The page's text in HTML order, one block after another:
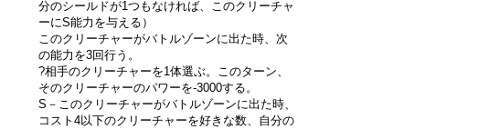
分のシールドが1つもなければ、このクリーチャ
ーにS能力を与える）
このクリーチャーがバトルゾーンに出た時、次
の能力を3回行う。
?相手のクリーチャーを1体選ぶ。このターン、
そのクリーチャーのパワーを-3000する。
S－このクリーチャーがバトルゾーンに出た時、
コスト4以下のクリーチャーを好きな数、自分の